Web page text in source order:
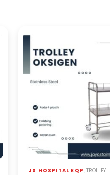
JS HOSPITAL EQP, TROLLEY